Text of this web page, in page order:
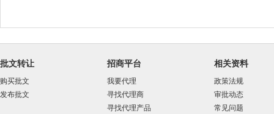
批文转让
购买批文
发布批文
招商平台
我要代理
寻找代理商
寻找代理产品
相关资料
政策法规
审批动态
常见问题